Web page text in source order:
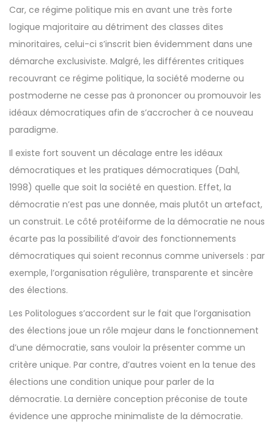
Car, ce régime politique mis en avant une très forte
logique majoritaire au détriment des classes dites
minoritaires, celui-ci s’inscrit bien évidemment dans une
démarche exclusiviste. Malgré, les différentes critiques
recouvrant ce régime politique, la société moderne ou
postmoderne ne cesse pas à prononcer ou promouvoir les
idéaux démocratiques afin de s’accrocher à ce nouveau
paradigme.
Il existe fort souvent un décalage entre les idéaux
démocratiques et les pratiques démocratiques (Dahl,
1998) quelle que soit la société en question. Effet, la
démocratie n’est pas une donnée, mais plutôt un artefact,
un construit. Le côté protéiforme de la démocratie ne nous
écarte pas la possibilité d’avoir des fonctionnements
démocratiques qui soient reconnus comme universels : par
exemple, l’organisation régulière, transparente et sincère
des élections.
Les Politologues s’accordent sur le fait que l’organisation
des élections joue un rôle majeur dans le fonctionnement
d’une démocratie, sans vouloir la présenter comme un
critère unique. Par contre, d’autres voient en la tenue des
élections une condition unique pour parler de la
démocratie. La dernière conception préconise de toute
évidence une approche minimaliste de la démocratie.